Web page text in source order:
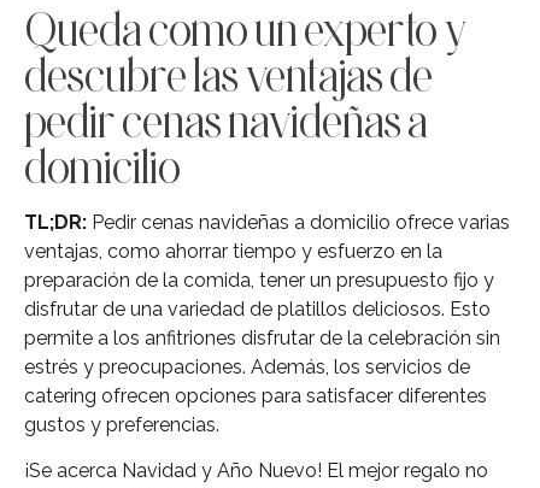
Queda como un experto y
descubre las ventajas de
pedir cenas navideñas a
domicilio
TL;DR: Pedir cenas navideñas a domicilio ofrece varias
ventajas, como ahorrar tiempo y esfuerzo en la
preparación de la comida, tener un presupuesto fijo y
disfrutar de una variedad de platillos deliciosos. Esto
permite a los anfitriones disfrutar de la celebración sin
estrés y preocupaciones. Además, los servicios de
catering ofrecen opciones para satisfacer diferentes
gustos y preferencias.
¡Se acerca Navidad y Año Nuevo! El mejor regalo no